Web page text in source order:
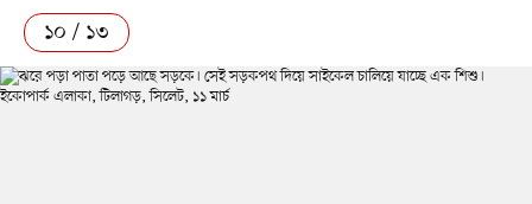
১০ / ১৩